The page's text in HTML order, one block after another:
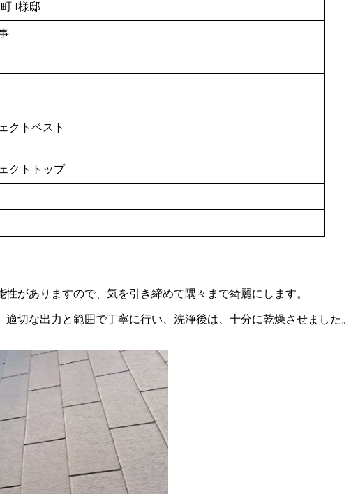
I様邸
クトベスト
クトトップ
がありますので、気を引き締めて隅々まで綺麗にします。
切な出力と範囲で丁寧に行い、洗浄後は、十分に乾燥させました。